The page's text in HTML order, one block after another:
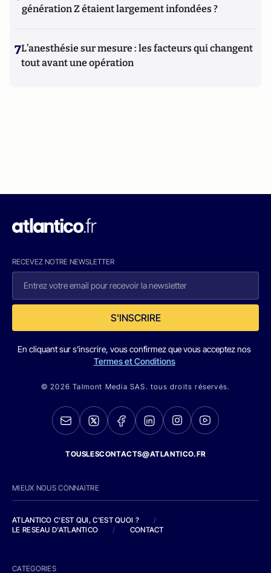
génération Z étaient largement infondées ?
7L’anesthésie sur mesure : les facteurs qui changent
tout avant une opération
RECEVEZ NOTRE NEWSLETTER
S'INSCRIRE
En cliquant sur s'inscrire, vous confirmez que vous acceptez nos
Termes et Conditions
© 2026 Talmont Media SAS. tous droits réservés.
TOUSLESCONTACTS@ATLANTICO.FR
MIEUX NOUS CONNAITRE
ATLANTICO C'EST QUI, C'EST QUOI ?
/
LE RESEAU D'ATLANTICO
/ CONTACT
CATEGORIES